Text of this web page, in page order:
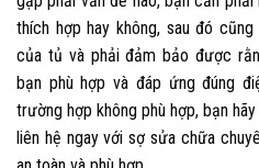
thích hợp hay không, sau đó
của tủ và phải đảm bảo được
bạn phù hợp và đáp ứng đúng
trường hợp không phù hợp, bạn
liên hệ ngay với sợ sửa chữa